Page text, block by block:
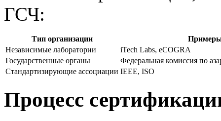
ГСЧ:
Тип организации
Независимые лаборатории
iTech Labs, eCOGRA
Государственные органы
Федеральная комиссия по
Стандартизирующие ассоциации IEEE, ISO
Процесс